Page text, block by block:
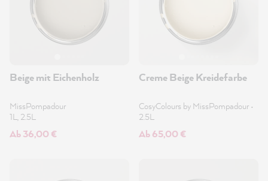
Beige mit Eichenholz
MissPompadour
1L, 2.5L
Ab 36,00 €
Creme Beige Kreidefarbe
CosyColours by MissPompadour •
2.5L
Ab 65,00 €